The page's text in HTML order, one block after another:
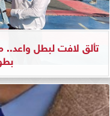
تألق لافت لبطل